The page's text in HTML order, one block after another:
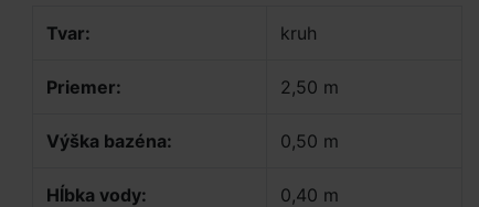
Tvar: kruh
Priemer: 2,50 m
Výška bazéna: 0,50 m
Hĺbka vody: 0,40 m